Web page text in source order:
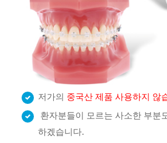
저가의 중국산 제품 사용하지 않
환자분들이 모르는 사소한 부분
하겠습니다.